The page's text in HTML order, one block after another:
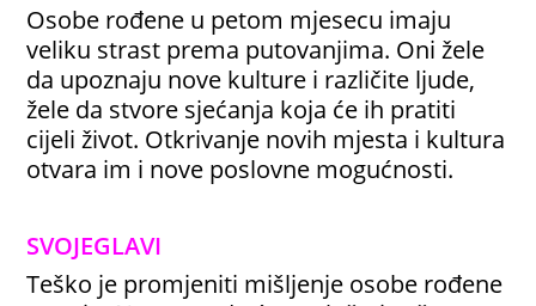
Osobe rođene u petom mjesecu imaju
veliku strast prema putovanjima. Oni žele
da upoznaju nove kulture i različite ljude,
žele da stvore sjećanja koja će ih pratiti
cijeli život. Otkrivanje novih mjesta i kultura
otvara im i nove poslovne mogućnosti.
SVOJEGLAVI
Teško je promjeniti mišljenje osobe rođene